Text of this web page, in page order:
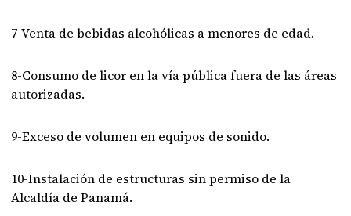
7-Venta de bebidas alcohólicas a menores de edad.
8-Consumo de licor en la vía pública fuera de las áreas
autorizadas.
9-Exceso de volumen en equipos de sonido.
10-Instalación de estructuras sin permiso de la
Alcaldía de Panamá.